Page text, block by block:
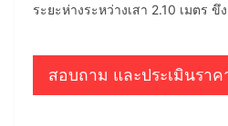
ระยะห่างระหว่างเสา 2.10 เมตร
สอบถาม และประเมินราค